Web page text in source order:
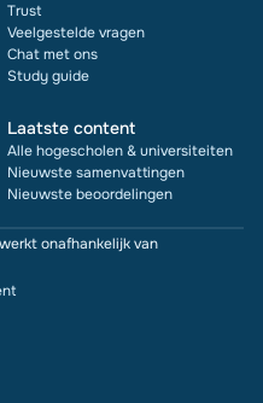
Trust
Veelgestelde vragen
Chat met ons
Study guide
Laatste content
Alle hogescholen & universiteiten
Nieuwste samenvattingen
Nieuwste beoordelingen
onafhankelijk van